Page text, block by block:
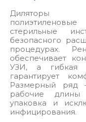
Диляторы
стерильные
безопасного
процедурах.
обеспечивает
УЗИ, а гибкая
гарантирует
Размерный ряд
рабочие длины
упаковка и
инфицирования.